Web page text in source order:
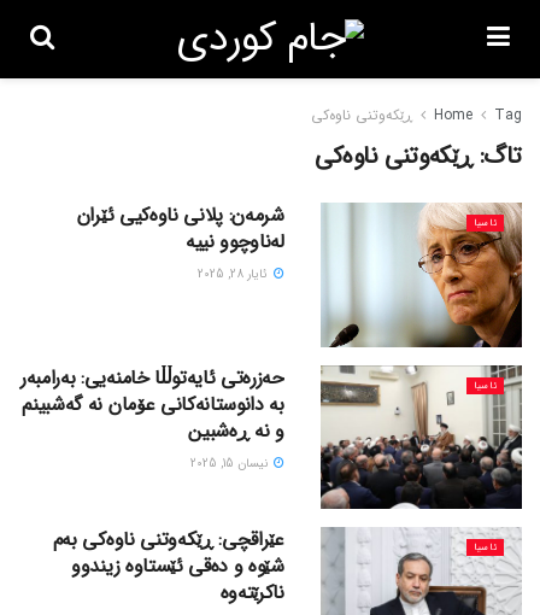
Home Tag ڕێکەوتنی ناوەکی
تاگ:ڕێکەوتنی ناوەکی
ئاسیا
شرمەن: پلانی ناوەکیی ئێران
لەناوچوو نییە
ئایار 28, 2025
ئاسیا
حەزرەتی ئایەتوڵڵا خامنەیی: بەرامبەر
بە دانوستانەکانی عۆمان نە گەشبینم
و نە ڕەشبین
نیسان 15, 2025
ئاسیا
عێراقچی: ڕێکەوتنی ناوەکی بەم
شێوە و دەقی ئێستاوە زیندوو
ناکرێتەوە